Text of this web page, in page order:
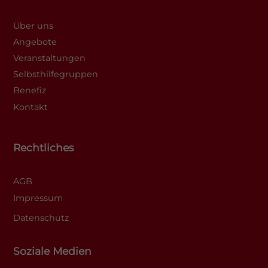
Über uns
Angebote
Veranstaltungen
Selbsthilfegruppen
Benefiz
Kontakt
Rechtliches
AGB
Impressum
Datenschutz
Soziale Medien